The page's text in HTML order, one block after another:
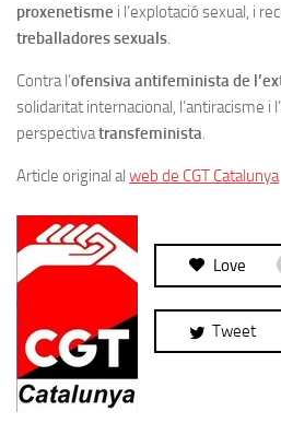
proxenetisme i l’explotació sexual, i
treballadores sexuals.
Contra l’ofensiva antifeminista de
solidaritat internacional, l’antiracisme i
perspectivatransfeminista.
Article original al web de CGT Catalunya
Love
Tweet